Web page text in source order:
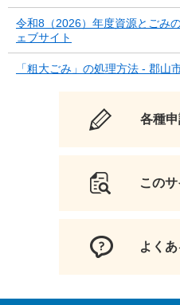
令和8（2026）年度資源とごみ
ェブサイト
「粗大ごみ」の処理方法 - 郡山
各種
この
よく